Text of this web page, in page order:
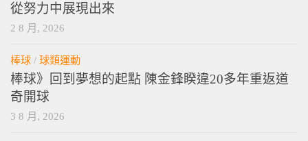
從努力中展現出來
2 8 月, 2026
棒球 / 球類運動
棒球》回到夢想的起點 陳金鋒睽違20多年重返道
奇開球
3 8 月, 2026